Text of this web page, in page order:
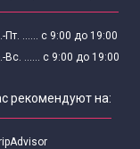
октябре
Пт. ...... с 9:00 до 19:00
Вс. ...... с 9:00 до 19:00
рекомендуют на: